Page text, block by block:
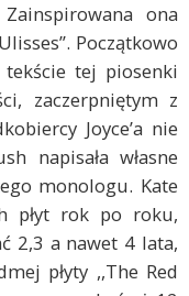
ona
Początkowo
tekście tej piosenki
zaczerpniętym z
Joyce’a nie
napisała własne
monologu. Kate
płyt rok po roku,
2,3 a nawet 4 lata,
płyty ,,The Red